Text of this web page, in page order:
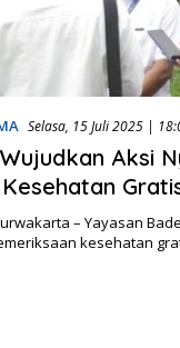
Selasa, 15 Juli 2025 |
Aksi
Alam– Yayasan
kesehatan